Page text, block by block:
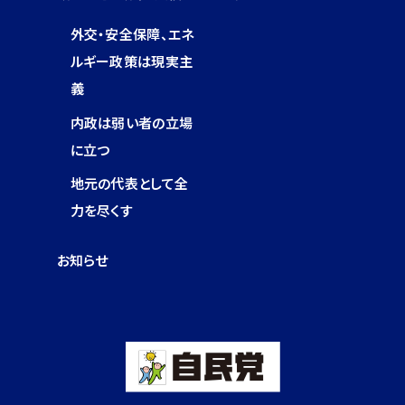
外交・安全保障、エネ
ルギー政策は現実主
義
内政は弱い者の立場
に立つ
地元の代表として全
力を尽くす
お知らせ